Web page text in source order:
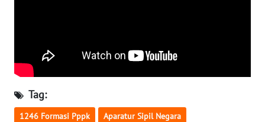
Tag:
1246 Formasi Pppk Aparatur Sipil Negara
WN
BENGKULU
WN
LAMPUNG